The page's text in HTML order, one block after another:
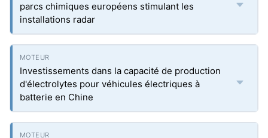
parcs chimiques européens stimulant les
installations radar
Investissements dans la capacité de production
d'électrolytes pour véhicules électriques à
batterie en Chine